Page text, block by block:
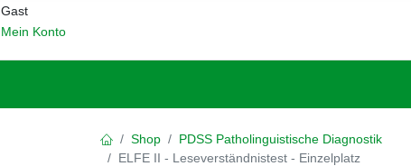
Gast
Mein Konto
Shop
PDSS Patholinguistische Diagnostik
ELFE II - Leseverständnistest - Einzelplatz